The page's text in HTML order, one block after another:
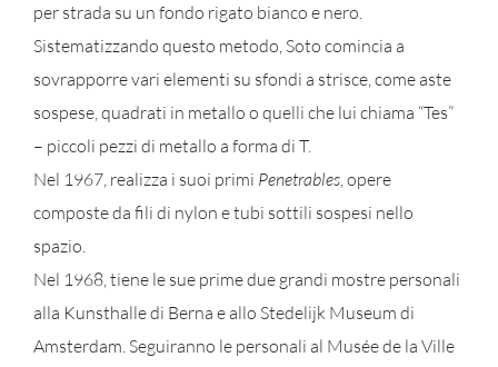
per strada su un fondo rigato bianco e nero.
Sistematizzando questo metodo, Soto comincia a
sovrapporre vari elementi su sfondi a strisce, come aste
sospese, quadrati in metallo o quelli che lui chiama “Tes”
– piccoli pezzi di metallo a forma di T.
Nel 1967, realizza i suoi primi Penetrables, opere
composte da fili di nylon e tubi sottili sospesi nello
spazio.
Nel 1968, tiene le sue prime due grandi mostre personali
alla Kunsthalle di Berna e allo Stedelijk Museum di
Amsterdam. Seguiranno le personali al Musée de la Ville